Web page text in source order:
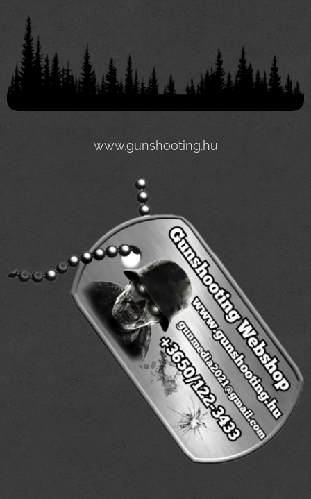
www.gunshooting.hu